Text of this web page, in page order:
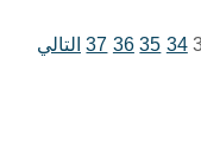
34
35
36
37 التالي